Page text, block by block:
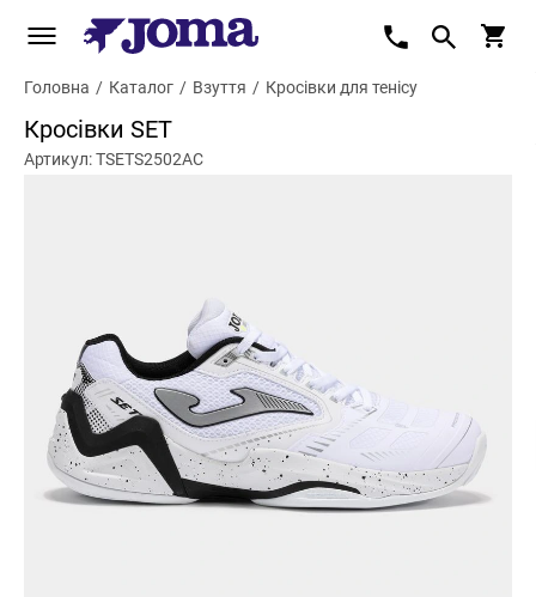
Головна / Каталог / Взуття / Кросівки для тенісу
Кросівки SET
Артикул: TSETS2502AC